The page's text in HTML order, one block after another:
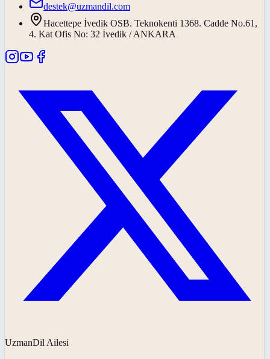
destek@uzmandil.com
Hacettepe İvedik OSB. Teknokenti 1368. Cadde No.61,
4. Kat Ofis No: 32 İvedik / ANKARA
UzmanDil Ailesi